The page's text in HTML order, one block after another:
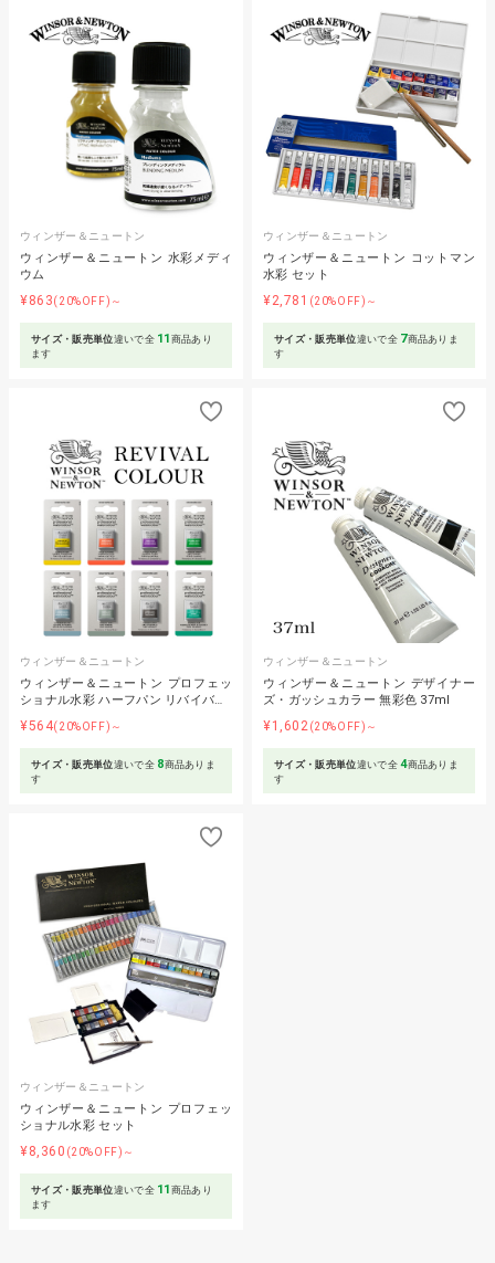
ウィンザー＆ニュートン
ウィンザー＆ニュートン 水彩メディ
ウム
¥863(20%OFF)～
サイズ・販売単位違いで全 11 商品あり
ます
ウィンザー＆ニュートン
ウィンザー＆ニュートン コットマン
水彩 セット
¥2,781 (20%OFF)～
サイズ・販売単位違いで全 7商品ありま
す
ウィンザー＆ニュートン
ウィンザー＆ニュートン プロフェッ
ショナル水彩 ハーフパン リバイバ…
¥564(20%OFF)～
サイズ・販売単位違いで全 8商品ありま
す
ウィンザー＆ニュートン
ウィンザー＆ニュートン デザイナー
ズ・ガッシュカラー 無彩色 37ml
¥1,602(20%OFF)～
サイズ・販売単位違いで全4商品ありま
す
ウィンザー＆ニュートン
ウィンザー＆ニュートン プロフェッ
ショナル水彩 セット
¥8,360 (20%OFF)～
サイズ・販売単位違いで全 11 商品あり
ます